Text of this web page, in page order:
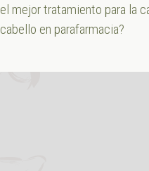
el mejor tratamiento para la
cabello en parafarmacia?